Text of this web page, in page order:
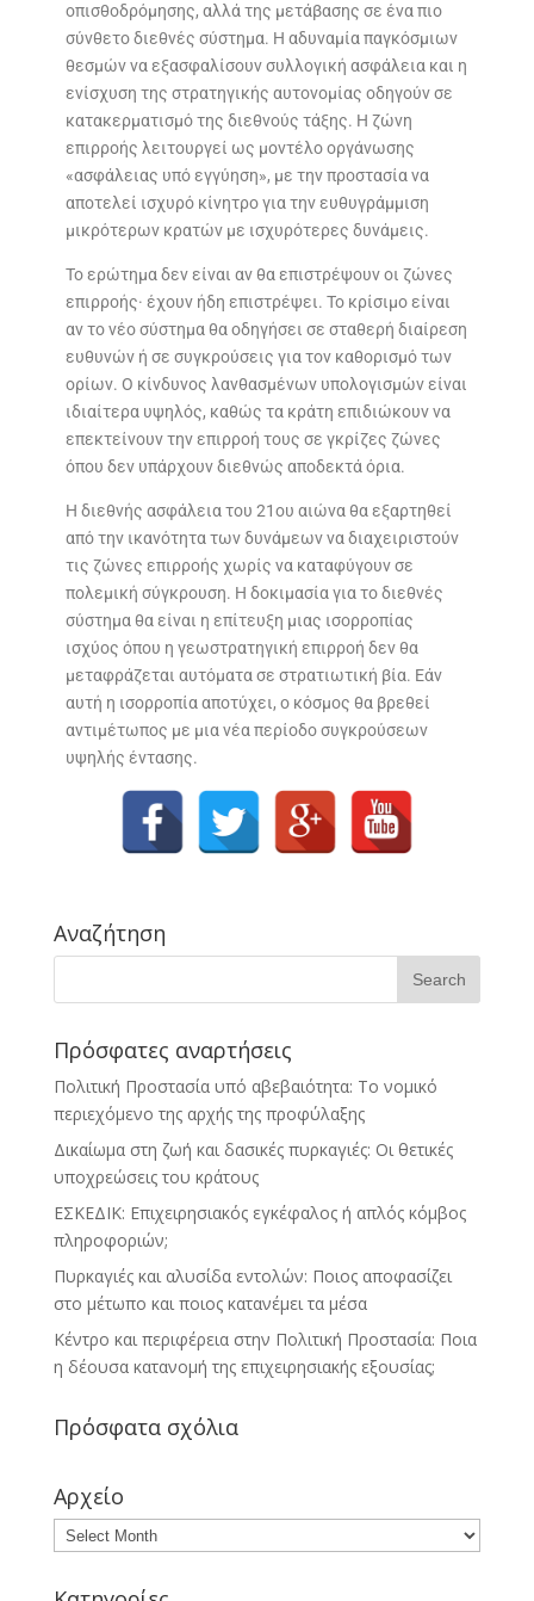
οπισθοδρόμησης, αλλά της μετάβασης σε ένα πιο
σύνθετο διεθνές σύστημα. Η αδυναμία παγκόσμιων
θεσμών να εξασφαλίσουν συλλογική ασφάλεια και η
ενίσχυση της στρατηγικής αυτονομίας οδηγούν σε
κατακερματισμό της διεθνούς τάξης. Η ζώνη
επιρροής λειτουργεί ως μοντέλο οργάνωσης
«ασφάλειας υπό εγγύηση», με την προστασία να
αποτελεί ισχυρό κίνητρο για την ευθυγράμμιση
μικρότερων κρατών με ισχυρότερες δυνάμεις.
Το ερώτημα δεν είναι αν θα επιστρέψουν οι ζώνες
επιρροής· έχουν ήδη επιστρέψει. Το κρίσιμο είναι
αν το νέο σύστημα θα οδηγήσει σε σταθερή διαίρεση
ευθυνών ή σε συγκρούσεις για τον καθορισμό των
ορίων. Ο κίνδυνος λανθασμένων υπολογισμών είναι
ιδιαίτερα υψηλός, καθώς τα κράτη επιδιώκουν να
επεκτείνουν την επιρροή τους σε γκρίζες ζώνες
όπου δεν υπάρχουν διεθνώς αποδεκτά όρια.
Η διεθνής ασφάλεια του 21ου αιώνα θα εξαρτηθεί
από την ικανότητα των δυνάμεων να διαχειριστούν
τις ζώνες επιρροής χωρίς να καταφύγουν σε
πολεμική σύγκρουση. Η δοκιμασία για το διεθνές
σύστημα θα είναι η επίτευξη μιας ισορροπίας
ισχύος όπου η γεωστρατηγική επιρροή δεν θα
μεταφράζεται αυτόματα σε στρατιωτική βία. Εάν
αυτή η ισορροπία αποτύχει, ο κόσμος θα βρεθεί
αντιμέτωπος με μια νέα περίοδο συγκρούσεων
υψηλής έντασης.
Αναζήτηση
Πρόσφατες αναρτήσεις
Πολιτική Προστασία υπό αβεβαιότητα: Το νομικό
περιεχόμενο της αρχής της προφύλαξης
Δικαίωμα στη ζωή και δασικές πυρκαγιές: Οι θετικές
υποχρεώσεις του κράτους
ΕΣΚΕΔΙΚ: Επιχειρησιακός εγκέφαλος ή απλός κόμβος
πληροφοριών;
Πυρκαγιές και αλυσίδα εντολών: Ποιος αποφασίζει
στο μέτωπο και ποιος κατανέμει τα μέσα
Κέντρο και περιφέρεια στην Πολιτική Προστασία: Ποια
η δέουσα κατανομή της επιχειρησιακής εξουσίας;
Πρόσφατα σχόλια
Αρχείο